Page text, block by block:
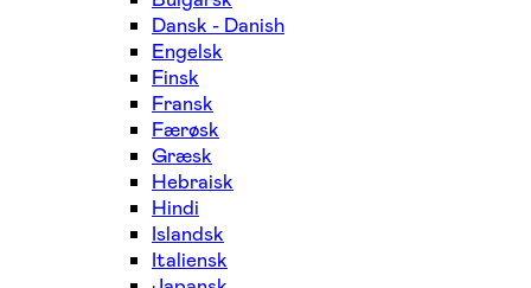
Dansk - Danish
Engelsk
Finsk
Fransk
Færøsk
Græsk
Hebraisk
Hindi
Islandsk
Italiensk